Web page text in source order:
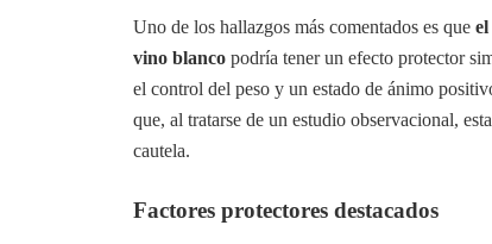
Uno de los hallazgos más comentados es que
vino blanco podría tener un efecto protector
el control del peso y un estado de ánimo
que, al tratarse de un estudio observacional,
cautela.
Factores protectores destacados